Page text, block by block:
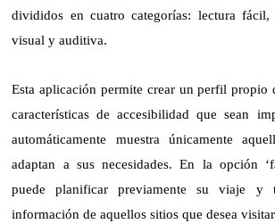
divididos en cuatro categorías: lectura fácil,
visual y auditiva.
Esta aplicación permite crear un perfil propio
características de accesibilidad que sean
automáticamente muestra únicamente
adaptan a sus necesidades. En la opción
puede planificar previamente su viaje y
información de aquellos sitios que desea